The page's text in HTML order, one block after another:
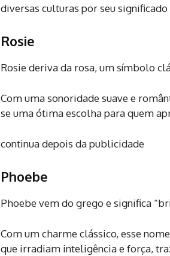
diversas culturas por seu
Rosie
Rosie deriva da rosa, um símbolo
Com uma sonoridade suave e
se uma ótima escolha para quem
continua depois da publicidade
Phoebe
Phoebe vem do grego e significa
Com um charme clássico, esse
que irradiam inteligência e força,